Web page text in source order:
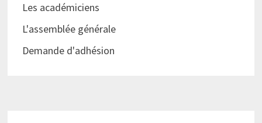
Les académiciens
L'assemblée générale
Demande d'adhésion